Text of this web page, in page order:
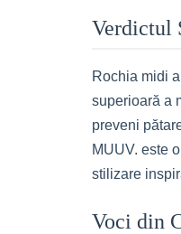
Verdictul
Rochia midi
superioară a
preveni
MUUV. este
stilizare
Voci din